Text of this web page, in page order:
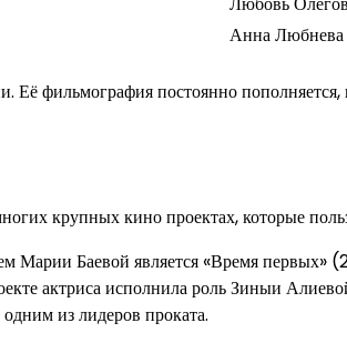
Анна Любнева
Её фильмография постоянно
крупных кино проектах, которые
Марии Баевой является «Время первых»
актриса исполнила роль Зиныи
из лидеров проката.